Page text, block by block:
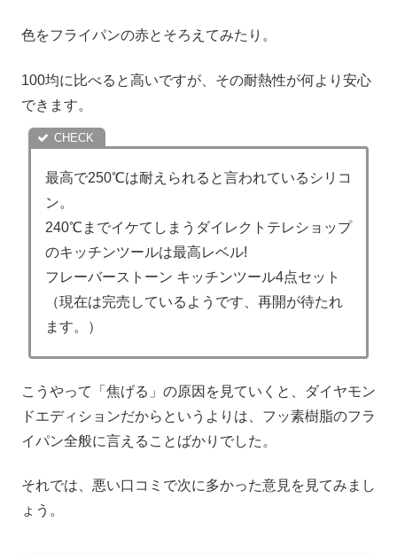
色をフライパンの赤とそろえてみたり。
100均に比べると高いですが、その耐熱性が何より安心
できます。
最高で250℃は耐えられると言われているシリコ
ン。
240℃までイケてしまうダイレクトテレショップ
のキッチンツールは最高レベル!
フレーバーストーン キッチンツール4点セット
（現在は完売しているようです、再開が待たれ
ます。）
こうやって「焦げる」の原因を見ていくと、ダイヤモン
ドエディションだからというよりは、フッ素樹脂のフラ
イパン全般に言えることばかりでした。
それでは、悪い口コミで次に多かった意見を見てみまし
ょう。